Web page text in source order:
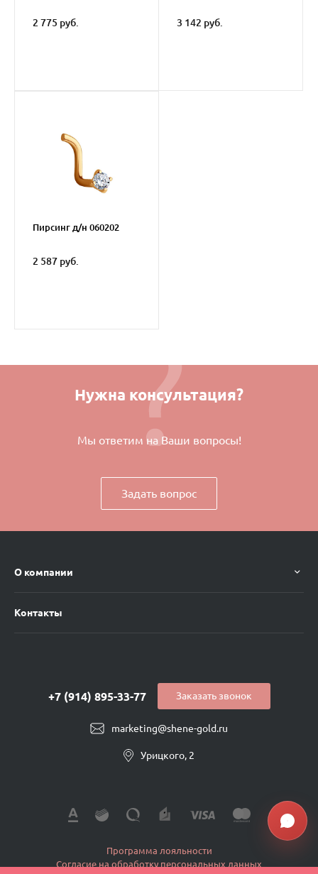
2 775 руб. 3 142 руб.
Пирсинг д/н 060202
2 587 руб.
Нужна консультация?
Мы ответим на Ваши вопросы!
Задать вопрос
О компании
Контакты
marketing@shene-gold.ru
+7 (914) 895-33-77
Урицкого, 2
Заказать звонок
Программа лояльности
Согласие на обработку персональных данных